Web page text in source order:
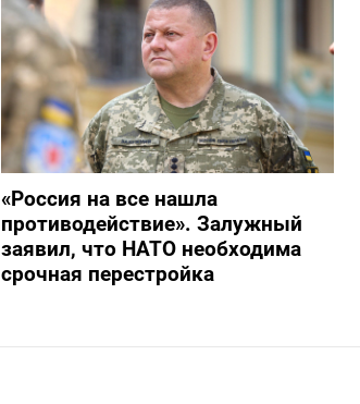
«Россия на все нашла
противодействие». Залужный
заявил, что НАТО необходима
срочная перестройка